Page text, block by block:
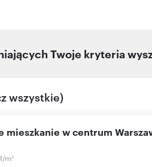
Twoje kryteria
wszystkie)
m2
mieszkanie w centrum